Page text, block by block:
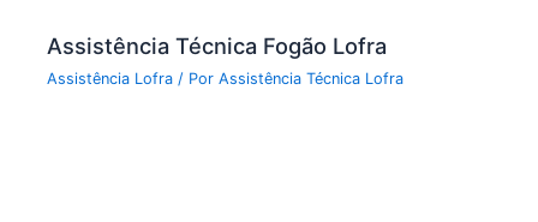
Assistência Técnica Fogão Lofra
Assistência Lofra / PorAssistência Técnica Lofra